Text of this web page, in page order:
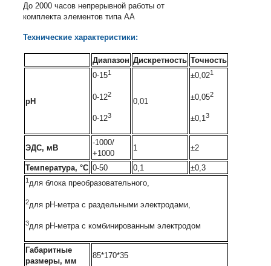
До 2000 часов непрерывной работы от
комплекта элементов типа АА
Технические характеристики:
Диапазон Дискретность Точность
pH
0-151
0-122
0-123
0,01
±0,021
±0,052
±0,13
ЭДС, мВ
-1000/
+1000
1 ±2
Температура, °C 0-50 0,1 ±0,3
1для блока преобразовательного,
2для pH-метра с раздельными электродами,
3для pH-метра с комбинированным электродом
Габаритные
размеры, мм
85*170*35